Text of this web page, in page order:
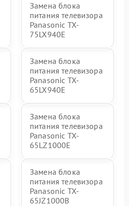
Замена блока
питания телевизора
Panasonic TX-
75LX940E
Замена блока
питания телевизора
Panasonic TX-
65LX940E
Замена блока
питания телевизора
Panasonic TX-
65LZ1000E
Замена блока
питания телевизора
Panasonic TX-
65JZ1000B